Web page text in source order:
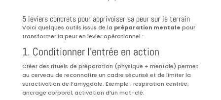
5 leviers concrets pour apprivoiser sa peur sur le terrain
Voici quelques outils issus de la préparation mentale pour
transformer la peur en levier opérationnel :
1. Conditionner l’entrée en action
Créer des rituels de préparation (physique + mentale) permet
au cerveau de reconnaître un cadre sécurisé et de limiter la
suractivation de l’amygdale. Exemple : respiration centrée,
ancrage corporel, activation d’un mot-clé.